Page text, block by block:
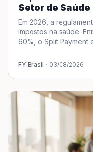
Setor de Saúde
Completo
PLP 68/24
Em 2026, a
impostos na saúde.
60%, o Split Payment
FY Brasil · 03/08/2026